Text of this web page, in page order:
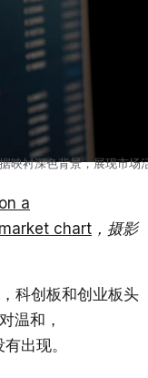
映衬深色背景，展现市场
a
chart ，摄影
科创板和创业板头
温和，
出现。